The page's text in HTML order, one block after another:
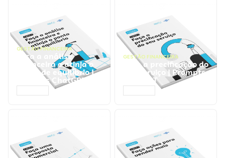
GESTÃO FINANCEIRA
Faça a análise
financeira e atinja o
ponto de equilíbrio |
Prompts ChatGPT
GESTÃO FINANCEIRA
Faça a precificação do
seu serviço | Prompts
ChatGPT